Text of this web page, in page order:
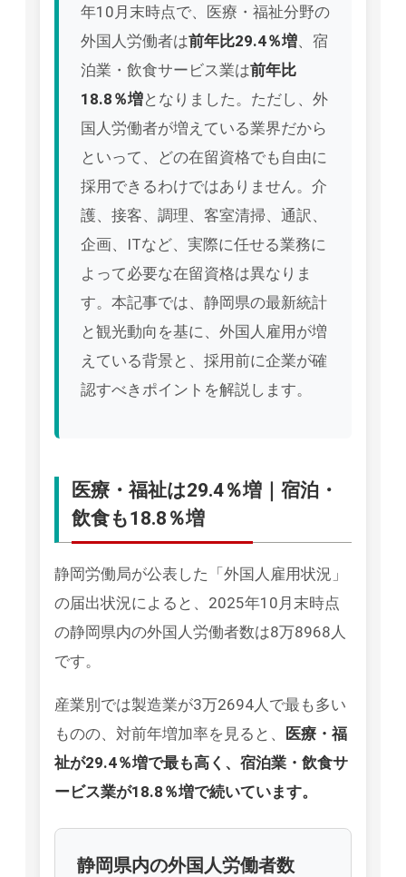
年10月末時点で、医療・福祉分野の
外国人労働者は前年比29.4％増、宿
泊業・飲食サービス業は前年比
18.8％増となりました。ただし、外
国人労働者が増えている業界だから
といって、どの在留資格でも自由に
採用できるわけではありません。介
護、接客、調理、客室清掃、通訳、
企画、ITなど、実際に任せる業務に
よって必要な在留資格は異なりま
す。本記事では、静岡県の最新統計
と観光動向を基に、外国人雇用が増
えている背景と、採用前に企業が確
認すべきポイントを解説します。
医療・福祉は29.4％増｜宿泊・
飲食も18.8％増
静岡労働局が公表した「外国人雇用状況」
の届出状況によると、2025年10月末時点
の静岡県内の外国人労働者数は8万8968人
です。
産業別では製造業が3万2694人で最も多い
ものの、対前年増加率を見ると、
医療・福
祉が29.4％増で最も高く、宿泊業・飲食サ
ービス業が18.8％増で続いています。
静岡県内の外国人労働者数